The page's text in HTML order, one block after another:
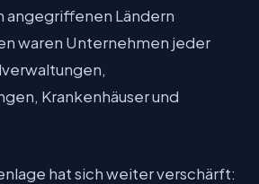
angegriffenen Ländern
waren Unternehmen jeder
Krankenhäuser und
hat sich weiter verschärft: